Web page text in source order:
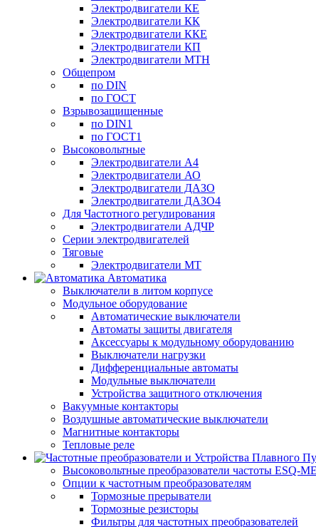
Электродвигатели КЕ
Электродвигатели КК
Электродвигатели ККЕ
Электродвигатели КП
Электродвигатели МТН
Общепром
по DIN
по ГОСТ
Взрывозащищенные
по DIN1
по ГОСТ1
Высоковольтные
Электродвигатели А4
Электродвигатели АО
Электродвигатели ДАЗО
Электродвигатели ДАЗО4
Для Частотного регулирования
Электродвигатели АДЧР
Серии электродвигателей
Тяговые
Электродвигатели МТ
Автоматика
Выключатели в литом корпусе
Модульное оборудование
Автоматические выключатели
Автоматы защиты двигателя
Аксессуары к модульному оборудованию
Выключатели нагрузки
Дифференциальные автоматы
Модульные выключатели
Устройства защитного отключения
Вакуумные контакторы
Воздушные автоматические выключатели
Магнитные контакторы
Тепловые реле
Высоковольтные преобразователи частоты ESQ-
Опции к частотным преобразователям
Тормозные прерыватели
Тормозные резисторы
Фильтры для частотных преобразователей